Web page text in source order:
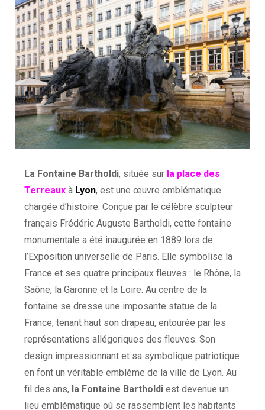
La Fontaine Bartholdi, située sur la place des
Terreaux à Lyon, est une œuvre emblématique
chargée d’histoire. Conçue par le célèbre sculpteur
français Frédéric Auguste Bartholdi, cette fontaine
monumentale a été inaugurée en 1889 lors de
l’Exposition universelle de Paris. Elle symbolise la
France et ses quatre principaux fleuves : le Rhône, la
Saône, la Garonne et la Loire. Au centre de la
fontaine se dresse une imposante statue de la
France, tenant haut son drapeau, entourée par les
représentations allégoriques des fleuves. Son
design impressionnant et sa symbolique patriotique
en font un véritable emblème de la ville de Lyon. Au
fil des ans, la Fontaine Bartholdi est devenue un
lieu emblématique où se rassemblent les habitants